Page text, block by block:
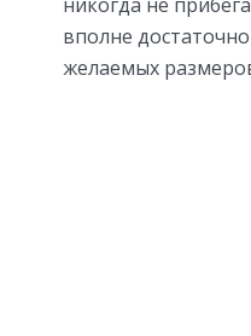
вполне
желаемых